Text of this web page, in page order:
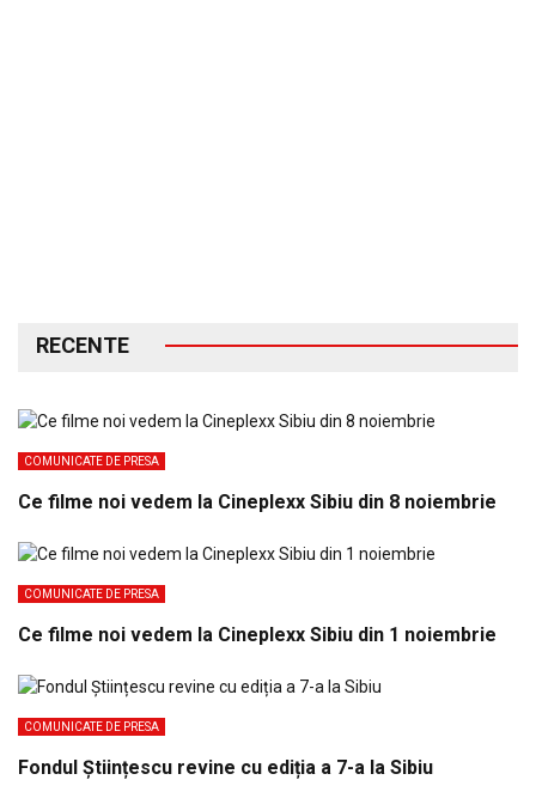
RECENTE
COMUNICATE DE PRESA
Ce filme noi vedem la Cineplexx Sibiu din 8 noiembrie
COMUNICATE DE PRESA
Ce filme noi vedem la Cineplexx Sibiu din 1 noiembrie
COMUNICATE DE PRESA
Fondul Științescu revine cu ediția a 7-a la Sibiu